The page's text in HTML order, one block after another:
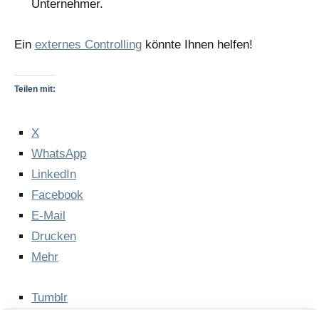
Unternehmer.
Ein exter­nes Con­trol­ling könn­te Ihnen helfen!
Teilen mit:
X
Whats­App
Lin­ke­dIn
Face­book
E‑Mail
Dru­cken
Mehr
Tumb­lr